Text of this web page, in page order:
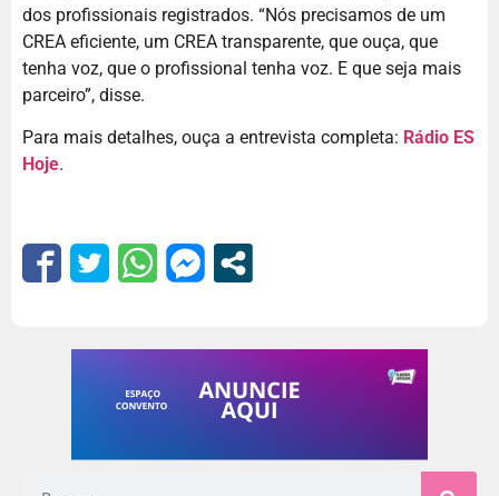
dos profissionais registrados. “Nós precisamos de um
CREA eficiente, um CREA transparente, que ouça, que
tenha voz, que o profissional tenha voz. E que seja mais
parceiro”, disse.
Para mais detalhes, ouça a entrevista completa: Rádio ES
Hoje.